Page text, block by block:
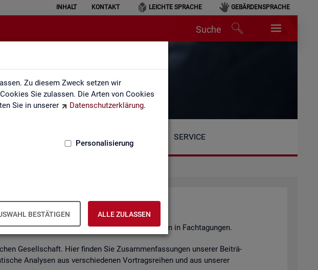
Zu diesem Zweck setzen wir
Sie zulassen. Die Arten von Cookies
Sie in unserer
Datenschutzerklärung.
Personalisierung
BESTÄTIGEN ALLE ZULASSEN
INHALT KONTAKT LEICHTE SPRACHE GEBÄRDENSPRACHE
Suche
SERVICE
prä­sen­tie­ren wir unter an­de­rem in Fach­ta­gun­gen.
Ge­sell­schaft. Hier fin­den Sie Zu­sam­men­fas­sun­gen un­se­rer Bei­trä­
Ana­ly­sen aus ver­schie­de­nen Vor­trags­rei­hen und aus un­se­rer